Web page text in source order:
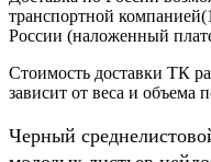
транспортной
России (наложенный
Стоимость доставки ТК
зависит от веса и объема
Черный